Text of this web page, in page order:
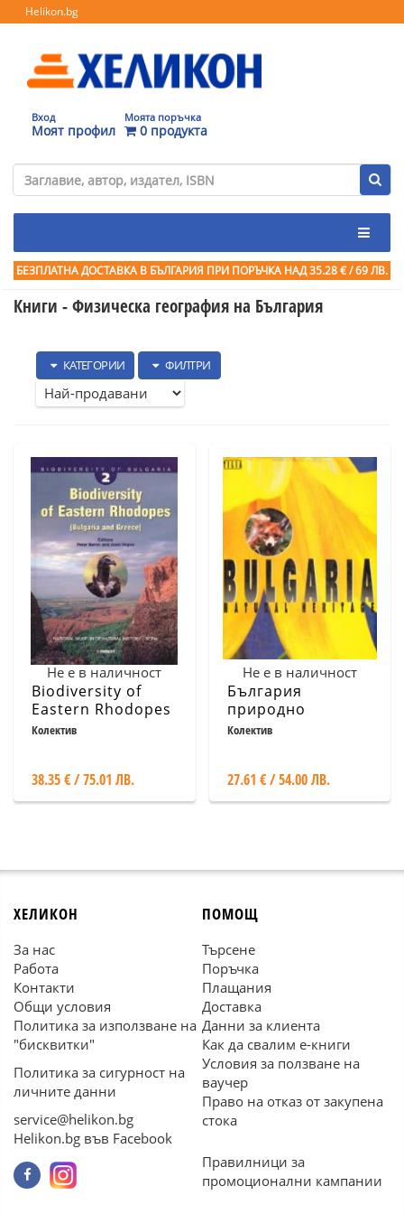
Helikon.bg
Вход
Моят профил
Моята поръчка
0 продукта
БЕЗПЛАТНА ДОСТАВКА В БЪЛГАРИЯ ПРИ ПОРЪЧКА НАД 35.28 € / 69 ЛВ.
Книги - Физическа география на България
КАТЕГОРИИ ФИЛТРИ
Не е в наличност
Biodiversity of
Eastern Rhodopes
/Bulgaria and
Колектив
38.35 € / 75.01 ЛВ.
Не е в наличност
България
природно
наследство -
Колектив
27.61 € / 54.00 ЛВ.
ХЕЛИКОН
За нас
Работа
Контакти
Общи условия
Политика за използване на
"бисквитки"
Политика за сигурност на
личните данни
service@helikon.bg
Helikon.bg във Facebook
ПОМОЩ
Търсене
Поръчка
Плащания
Доставка
Данни за клиента
Как да свалим е-книги
Условия за ползване на
ваучер
Право на отказ от закупена
стока
Правилници за
промоционални кампании